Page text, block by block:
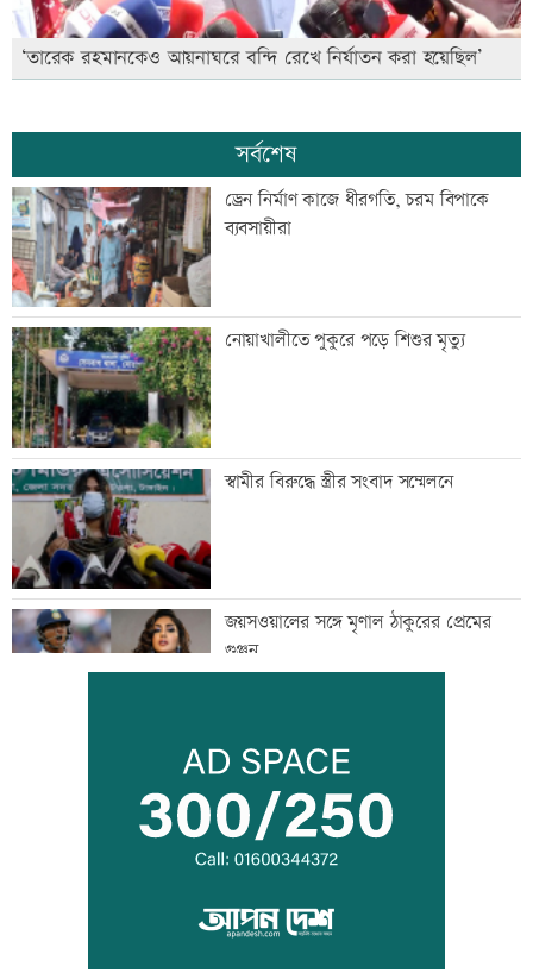
‘তারেক রহমানকেও আয়নাঘরে বন্দি রেখে নির্যাতন করা হয়েছিল’
সর্বশেষ
ড্রেন নির্মাণ কাজে ধীরগতি, চরম বিপাকে
ব্যবসায়ীরা
নোয়াখালীতে পুকুরে পড়ে শিশুর মৃত্যু
স্বামীর বিরুদ্ধে স্ত্রীর সংবাদ সম্মেলনে
জয়সওয়ালের সঙ্গে মৃণাল ঠাকুরের প্রেমের
গুঞ্জন
ইউএনওদের মানুষের কল্যাণে কাজ করার
আহবান প্রধানমন্ত্রীর
কালীগঞ্জে ৩ মাদকসেবীকে কারাদণ্ড